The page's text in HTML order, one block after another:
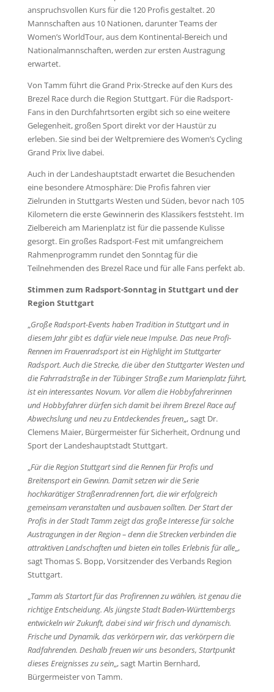
anspruchsvollen Kurs für die 120 Profis gestaltet. 20
Mannschaften aus 10 Nationen, darunter Teams der
Women’s WorldTour, aus dem Kontinental-Bereich und
Nationalmannschaften, werden zur ersten Austragung
erwartet.
Von Tamm führt die Grand Prix-Strecke auf den Kurs des
Brezel Race durch die Region Stuttgart. Für die Radsport-
Fans in den Durchfahrtsorten ergibt sich so eine weitere
Gelegenheit, großen Sport direkt vor der Haustür zu
erleben. Sie sind bei der Weltpremiere des Women’s Cycling
Grand Prix live dabei.
Auch in der Landeshauptstadt erwartet die Besuchenden
eine besondere Atmosphäre: Die Profis fahren vier
Zielrunden in Stuttgarts Westen und Süden, bevor nach 105
Kilometern die erste Gewinnerin des Klassikers feststeht. Im
Zielbereich am Marienplatz ist für die passende Kulisse
gesorgt. Ein großes Radsport-Fest mit umfangreichem
Rahmenprogramm rundet den Sonntag für die
Teilnehmenden des Brezel Race und für alle Fans perfekt ab.
Stimmen zum Radsport-Sonntag in Stuttgart und der
Region Stuttgart
„Große Radsport-Events haben Tradition in Stuttgart und in
diesem Jahr gibt es dafür viele neue Impulse. Das neue Profi-
Rennen im Frauenradsport ist ein Highlight im Stuttgarter
Radsport. Auch die Strecke, die über den Stuttgarter Westen und
die Fahrradstraße in der Tübinger Straße zum Marienplatz führt,
ist ein interessantes Novum. Vor allem die Hobbyfahrerinnen
und Hobbyfahrer dürfen sich damit bei ihrem Brezel Race auf
Abwechslung und neu zu Entdeckendes freuen„, sagt Dr.
Clemens Maier, Bürgermeister für Sicherheit, Ordnung und
Sport der Landeshauptstadt Stuttgart.
„Für die Region Stuttgart sind die Rennen für Profis und
Breitensport ein Gewinn. Damit setzen wir die Serie
hochkarätiger Straßenradrennen fort, die wir erfolgreich
gemeinsam veranstalten und ausbauen sollten. Der Start der
Profis in der Stadt Tamm zeigt das große Interesse für solche
Austragungen in der Region – denn die Strecken verbinden die
attraktiven Landschaften und bieten ein tolles Erlebnis für alle„,
sagt Thomas S. Bopp, Vorsitzender des Verbands Region
Stuttgart.
„Tamm als Startort für das Profirennen zu wählen, ist genau die
richtige Entscheidung. Als jüngste Stadt Baden-Württembergs
entwickeln wir Zukunft, dabei sind wir frisch und dynamisch.
Frische und Dynamik, das verkörpern wir, das verkörpern die
Radfahrenden. Deshalb freuen wir uns besonders, Startpunkt
dieses Ereignisses zu sein„, sagt Martin Bernhard,
Bürgermeister von Tamm.